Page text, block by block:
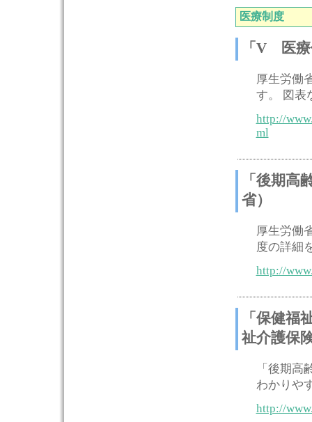
医療制度
「V 医
厚生労働
す。 図表
http://
ml
「後期高
省）
厚生労働
度の詳細
http://
「保健
祉介護保
「後期
わかりや
http://